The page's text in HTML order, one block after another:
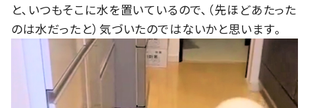
と、いつもそこに水を置いているので、（先ほどあたった
のは水だったと）気づいたのではないかと思います。